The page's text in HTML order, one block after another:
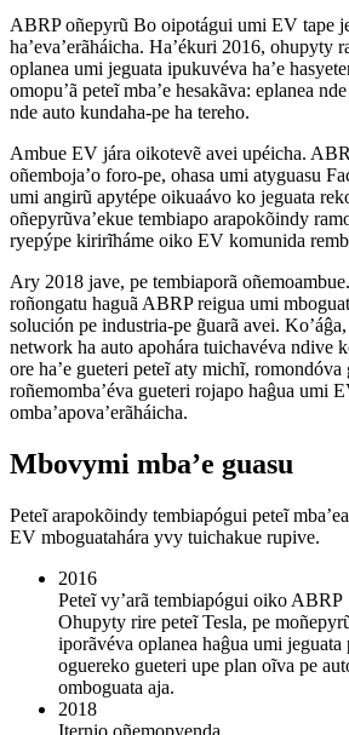
ABRP oñepyrũ Bo oipotágui umi EV tape
ha’eva’erãháicha. Ha’ékuri 2016, ohupyty
oplanea umi jeguata ipukuvéva ha’e
omopu’ã peteĩ mba’e hesakãva: eplanea
nde auto kundaha-pe ha tereho.
Ambue EV jára oikotevẽ avei upéicha.
oñemboja’o foro-pe, ohasa umi atyguasu
umi angirũ apytépe oikuaávo ko jeguata
oñepyrũva’ekue tembiapo arapokõindy
ryepýpe kirirĩháme oiko EV komunida
Ary 2018 jave, pe tembiaporã
roñongatu haguã ABRP reigua umi
solución pe industria-pe g̃uarã avei.
network ha auto apohára tuichavéva ndive
ore ha’e gueteri peteĩ aty michĩ, romondóva
roñemomba’éva gueteri rojapo haĝua umi
omba’apova’erãháicha.
Mbovymi mba’e guasu
Peteĩ arapokõindy tembiapógui peteĩ
EV mboguatahára yvy tuichakue rupive.
2016
Peteĩ vy’arã tembiapógui oiko ABRP
Ohupyty rire peteĩ Tesla, pe
iporãvéva oplanea haĝua umi jeguata
oguereko gueteri upe plan oĩva pe
omboguata aja.
2018
Iternio oñemopyenda